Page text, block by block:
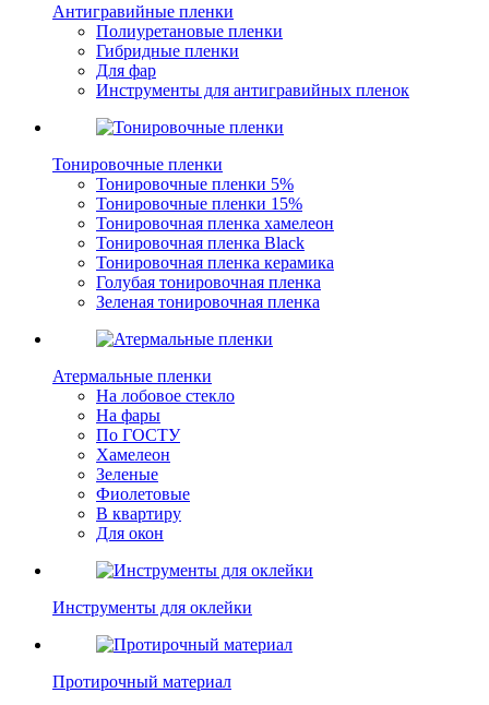
Антигравийные пленки
Полиуретановые пленки
Гибридные пленки
Для фар
Инструменты для антигравийных пленок
Тонировочные пленки
Тонировочные пленки 5%
Тонировочные пленки 15%
Тонировочная пленка хамелеон
Тонировочная пленка Black
Тонировочная пленка керамика
Голубая тонировочная пленка
Зеленая тонировочная пленка
Атермальные пленки
На лобовое стекло
На фары
По ГОСТУ
Хамелеон
Зеленые
Фиолетовые
В квартиру
Для окон
Инструменты для оклейки
Протирочный материал